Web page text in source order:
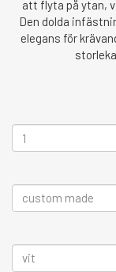
att flyta på ytan,
Den dolda
elegans för